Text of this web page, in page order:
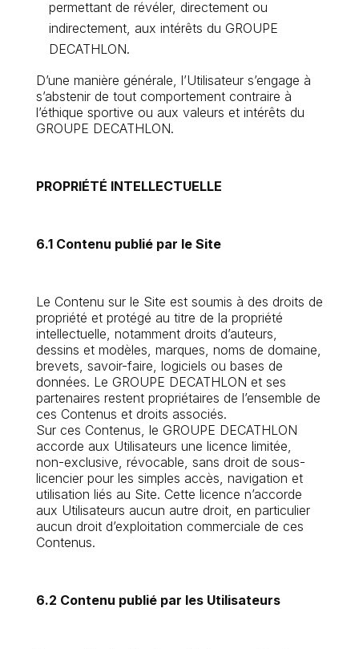
permettant de révéler, directement ou
indirectement, aux intérêts du GROUPE
DECATHLON.
D’une manière générale, l’Utilisateur s’engage à
s’abstenir de tout comportement contraire à
l’éthique sportive ou aux valeurs et intérêts du
GROUPE DECATHLON.
PROPRIÉTÉ INTELLECTUELLE
6.1 Contenu publié par le Site
Le Contenu sur le Site est soumis à des droits de
propriété et protégé au titre de la propriété
intellectuelle, notamment droits d’auteurs,
dessins et modèles, marques, noms de domaine,
brevets, savoir-faire, logiciels ou bases de
données. Le GROUPE DECATHLON et ses
partenaires restent propriétaires de l’ensemble de
ces Contenus et droits associés.
Sur ces Contenus, le GROUPE DECATHLON
accorde aux Utilisateurs une licence limitée,
non-exclusive, révocable, sans droit de sous-
licencier pour les simples accès, navigation et
utilisation liés au Site. Cette licence n’accorde
aux Utilisateurs aucun autre droit, en particulier
aucun droit d’exploitation commerciale de ces
Contenus.
6.2 Contenu publié par les Utilisateurs